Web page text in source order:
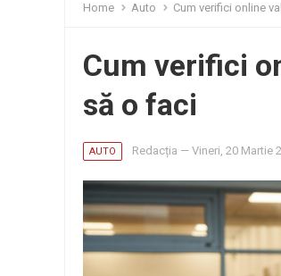
Home Auto Cum verifici online
Cum verifici
să o faci
AUTO Redacția — Vineri, 20 Martie